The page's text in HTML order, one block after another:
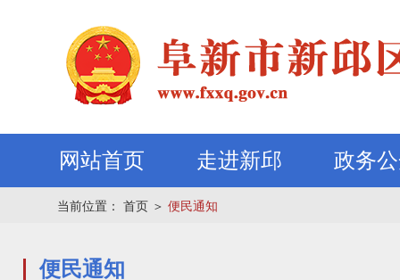
网站首页 走进新邱 政务
当前位置： 首页 ＞ 便民通知
便民通知